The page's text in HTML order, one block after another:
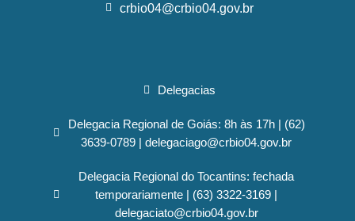
crbio04@crbio04.gov.br
Delegacias
Delegacia Regional de Goiás: 8h às 17h | (62)
3639-0789 | delegaciago@crbio04.gov.br
Delegacia Regional do Tocantins: fechada
temporariamente | (63) 3322-3169 |
delegaciato@crbio04.gov.br